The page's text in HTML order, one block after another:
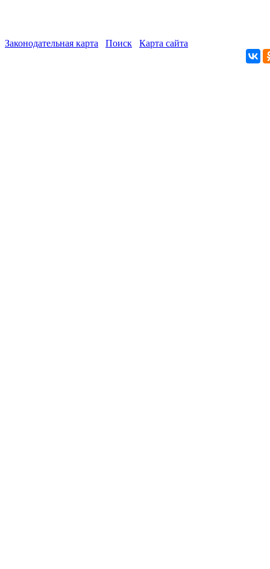
Законодательная карта Поиск Карта сайта